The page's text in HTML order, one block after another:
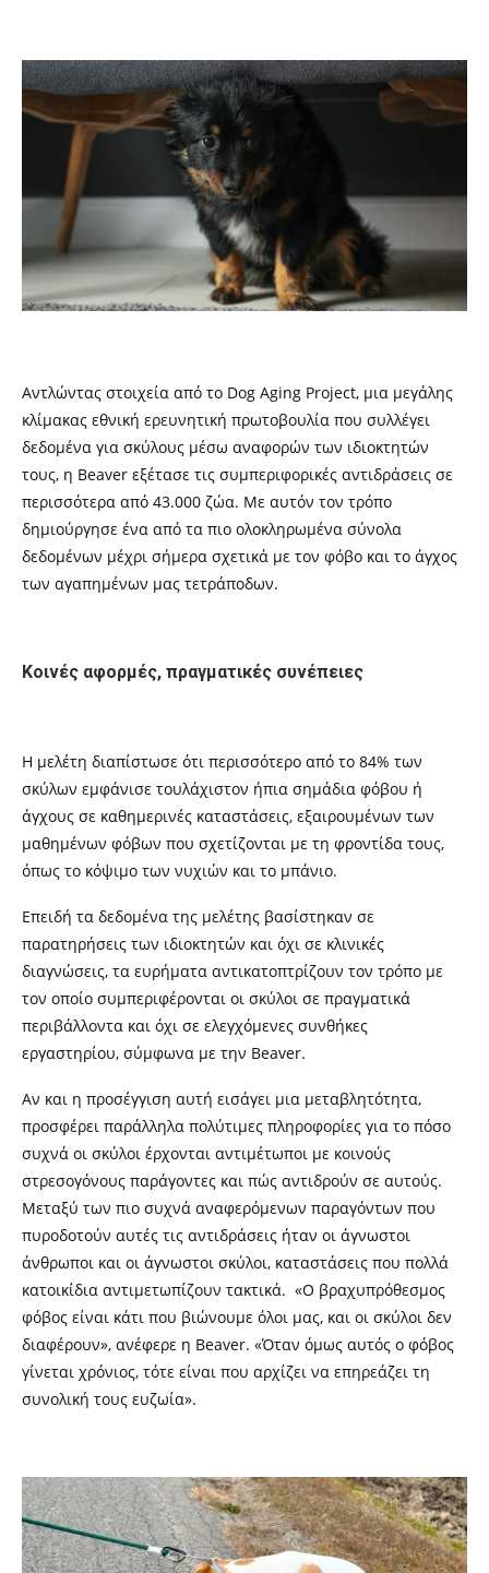
Αντλώντας στοιχεία από το Dog Aging Project, μια μεγάλης
κλίμακας εθνική ερευνητική πρωτοβουλία που συλλέγει
δεδομένα για σκύλους μέσω αναφορών των ιδιοκτητών
τους, η Beaver εξέτασε τις συμπεριφορικές αντιδράσεις σε
περισσότερα από 43.000 ζώα. Με αυτόν τον τρόπο
δημιούργησε ένα από τα πιο ολοκληρωμένα σύνολα
δεδομένων μέχρι σήμερα σχετικά με τον φόβο και το άγχος
των αγαπημένων μας τετράποδων.
Κοινές αφορμές, πραγματικές συνέπειες
Η μελέτη διαπίστωσε ότι περισσότερο από το 84% των
σκύλων εμφάνισε τουλάχιστον ήπια σημάδια φόβου ή
άγχους σε καθημερινές καταστάσεις, εξαιρουμένων των
μαθημένων φόβων που σχετίζονται με τη φροντίδα τους,
όπως το κόψιμο των νυχιών και το μπάνιο.
Επειδή τα δεδομένα της μελέτης βασίστηκαν σε
παρατηρήσεις των ιδιοκτητών και όχι σε κλινικές
διαγνώσεις, τα ευρήματα αντικατοπτρίζουν τον τρόπο με
τον οποίο συμπεριφέρονται οι σκύλοι σε πραγματικά
περιβάλλοντα και όχι σε ελεγχόμενες συνθήκες
εργαστηρίου, σύμφωνα με την Beaver.
Αν και η προσέγγιση αυτή εισάγει μια μεταβλητότητα,
προσφέρει παράλληλα πολύτιμες πληροφορίες για το πόσο
συχνά οι σκύλοι έρχονται αντιμέτωποι με κοινούς
στρεσογόνους παράγοντες και πώς αντιδρούν σε αυτούς.
Μεταξύ των πιο συχνά αναφερόμενων παραγόντων που
πυροδοτούν αυτές τις αντιδράσεις ήταν οι άγνωστοι
άνθρωποι και οι άγνωστοι σκύλοι, καταστάσεις που πολλά
κατοικίδια αντιμετωπίζουν τακτικά. «Ο βραχυπρόθεσμος
φόβος είναι κάτι που βιώνουμε όλοι μας, και οι σκύλοι δεν
διαφέρουν», ανέφερε η Beaver. «Όταν όμως αυτός ο φόβος
γίνεται χρόνιος, τότε είναι που αρχίζει να επηρεάζει τη
συνολική τους ευζωία».